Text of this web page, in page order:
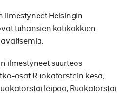
ilmestyneet Helsingin
tuhansien kotikokkien
ilmestyneet suurteos
osat Ruokatorstain kesä,
leipoo, Ruokatorstai